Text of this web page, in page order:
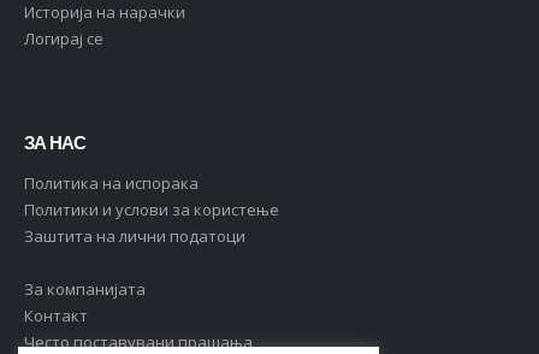
Историја на нарачки
Логирај се
ЗА НАС
Политика на испорака
Политики и услови за користење
Заштита на лични податоци
За компанијата
Контакт
Често поставувани прашања